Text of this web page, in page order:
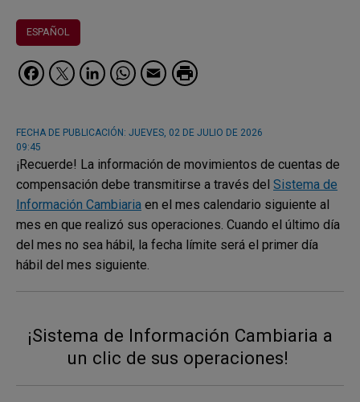
ESPAÑOL
Facebook
Twitter
LinkedIn
WhatsApp
Email
FECHA DE PUBLICACIÓN: JUEVES, 02 DE JULIO DE 2026
09:45
¡Recuerde! La información de movimientos de cuentas de
compensación debe transmitirse a través del Sistema de
Información Cambiaria en el mes calendario siguiente al
mes en que realizó sus operaciones. Cuando el último día
del mes no sea hábil, la fecha límite será el primer día
hábil del mes siguiente.
¡Sistema de Información Cambiaria a
un clic de sus operaciones!